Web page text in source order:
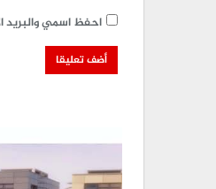
احفظ اسمي والبريد